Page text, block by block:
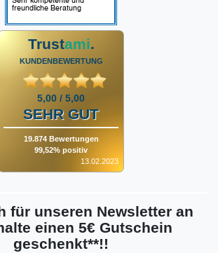
Trustami.
KUNDENBEWERTUNG
5,00 / 5,00
SEHR GUT
19.874 Bewertungen
99,52% positiv
13.02.2023
für unseren Newsletter an
einen 5€ Gutschein
geschenkt**!!